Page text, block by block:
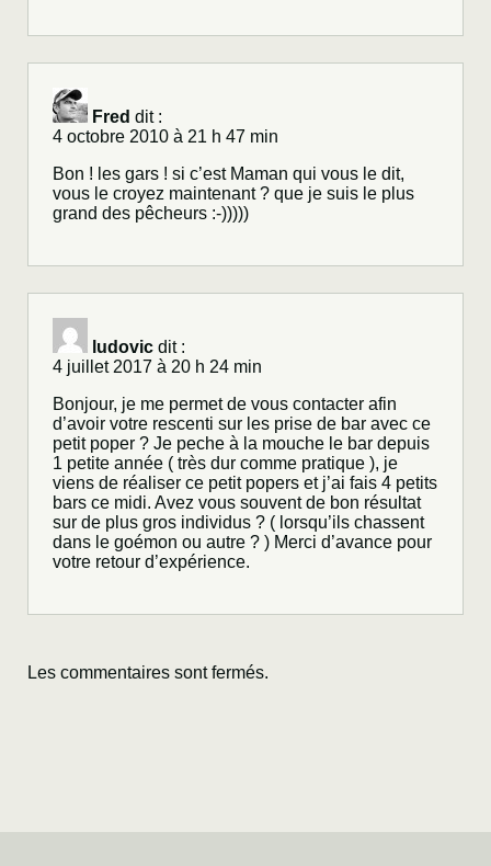
Fred dit :
4 octobre 2010 à 21 h 47 min
Bon ! les gars ! si c’est Maman qui vous le dit,
vous le croyez maintenant ? que je suis le plus
grand des pêcheurs :-)))))
ludovic dit :
4 juillet 2017 à 20 h 24 min
Bonjour, je me permet de vous contacter afin
d’avoir votre rescenti sur les prise de bar avec ce
petit poper ? Je peche à la mouche le bar depuis
1 petite année ( très dur comme pratique ), je
viens de réaliser ce petit popers et j’ai fais 4 petits
bars ce midi. Avez vous souvent de bon résultat
sur de plus gros individus ? ( lorsqu’ils chassent
dans le goémon ou autre ? ) Merci d’avance pour
votre retour d’expérience.
Les commentaires sont fermés.